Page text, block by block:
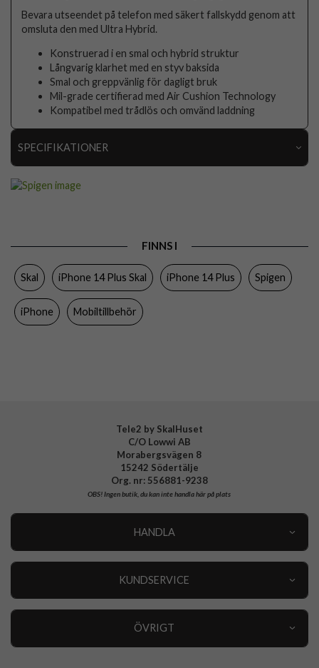
Bevara utseendet på telefon med säkert fallskydd genom att
omsluta den med Ultra Hybrid.
Konstruerad i en smal och hybrid struktur
Långvarig klarhet med en styv baksida
Smal och greppvänlig för dagligt bruk
Mil-grade certifierad med Air Cushion Technology
Kompatibel med trådlös och omvänd laddning
SPECIFIKATIONER
Trådlös laddning-kompatibel
Färg Genomskinlig, Svart
Material
Varumärke
FINNS I
Skal iPhone 14 Plus Skal iPhone 14 Plus Spigen
iPhone Mobiltillbehör
Tele2 by SkalHuset
C/O Lowwi AB
Morabergsvägen 8
15242 Södertälje
Org. nr: 556881-9238
OBS!Ingen butik, du kan inte handla här på plats
HANDLA
KUNDSERVICE
ÖVRIGT